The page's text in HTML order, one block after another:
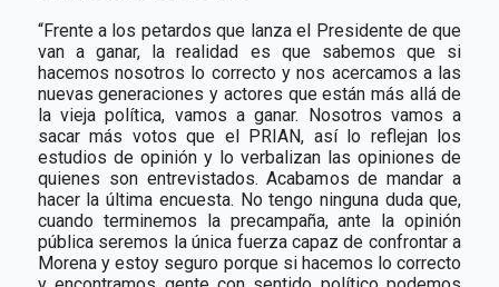
“Frente a los petardos que lanza el Presidente de que
van a ganar, la realidad es que sabemos que si
hacemos nosotros lo correcto y nos acercamos a las
nuevas generaciones y actores que están más allá de
la vieja política, vamos a ganar. Nosotros vamos a
sacar más votos que el PRIAN, así lo reflejan los
estudios de opinión y lo verbalizan las opiniones de
quienes son entrevistados. Acabamos de mandar a
hacer la última encuesta. No tengo ninguna duda que,
cuando terminemos la precampaña, ante la opinión
pública seremos la única fuerza capaz de confrontar a
Morena y estoy seguro porque si hacemos lo correcto